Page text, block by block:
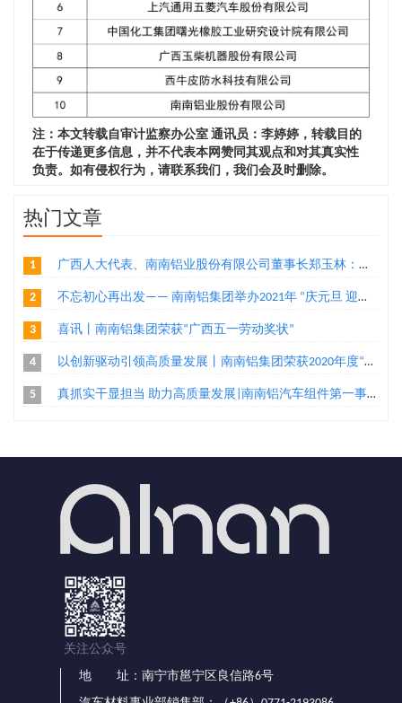
注：本文转载自审计监察办公室 通讯员：李婷婷，转载目的
在于传递更多信息，并不代表本网赞同其观点和对其真实性
负责。如有侵权行为，请联系我们，我们会及时删除。
热门文章
1 广西人大代表、南南铝业股份有限公司董事长郑玉林：通过“二次创业”实现铝产业转型升级
2 不忘初心再出发—— 南南铝集团举办2021年 “庆元旦 迎新年”环公司跑活动
3 喜讯丨南南铝集团荣获“广西五一劳动奖状”
4 以创新驱动引领高质量发展丨南南铝集团荣获2020年度“广西高新技术企业百强”、“广西创新能力企业10强”称号两项荣誉
5 真抓实干显担当 助力高质量发展|南南铝汽车组件第一事业部家电组件工程部把手机加二班荣获“广西工人先锋号”殊荣
关注公众号
地 址：南宁市邕宁区良信路6号